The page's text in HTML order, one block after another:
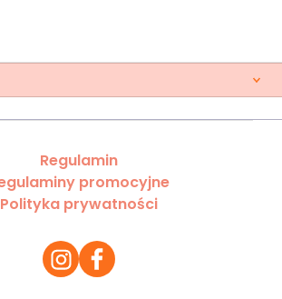
Regulamin
promocyjne
Polityka prywatności